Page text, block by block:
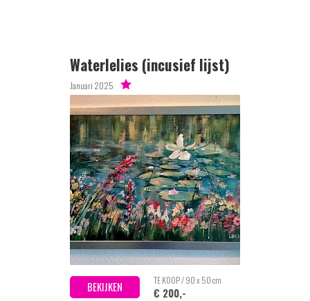
Waterlelies (incusief lijst)
Januari 2025
BEKIJKEN TE KOOP / 90 x 50 cm
€ 200,-